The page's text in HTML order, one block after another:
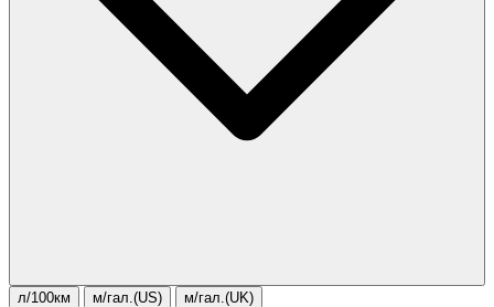
л/100км м/гал.(US) м/гал.(UK)